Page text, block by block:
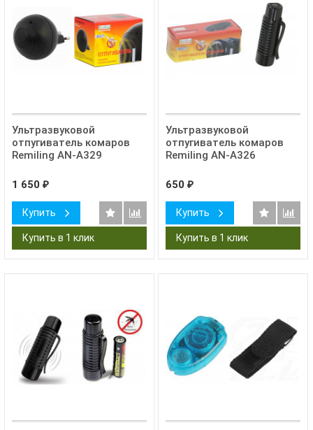
Ультразвуковой
отпугиватель комаров
Remiling AN-A329
1 650 ₽
Купить
Ультразвуковой
отпугиватель комаров
Remiling AN-A326
650 ₽
Купить